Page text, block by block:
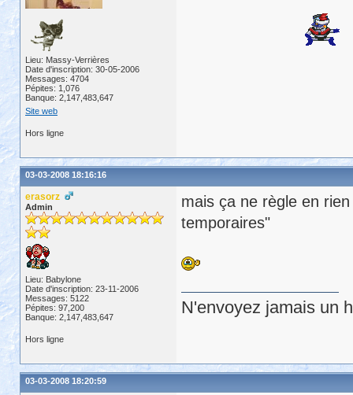
Lieu: Massy-Verrières
Date d'inscription: 30-05-2006
Messages: 4704
Pépites: 1,076
Banque: 2,147,483,647
Site web
Hors ligne
03-03-2008 18:16:16
erasorz
Admin
Lieu: Babylone
Date d'inscription: 23-11-2006
Messages: 5122
Pépites: 97,200
Banque: 2,147,483,647
mais ça ne règle en
temporaires"
N'envoyez jamais un
Hors ligne
03-03-2008 18:20:59